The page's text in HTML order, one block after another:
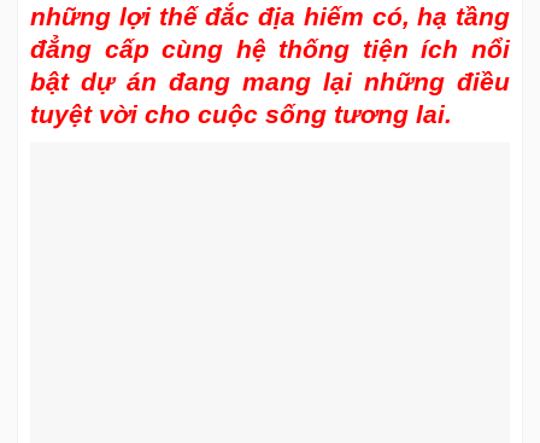
những lợi thế đắc địa hiếm có, hạ tầng
đẳng cấp cùng hệ thống tiện ích nổi
bật dự án đang mang lại những điều
tuyệt vời cho cuộc sống tương lai.